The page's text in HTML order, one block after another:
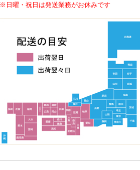
※日曜・祝日は発送業務がお休みです